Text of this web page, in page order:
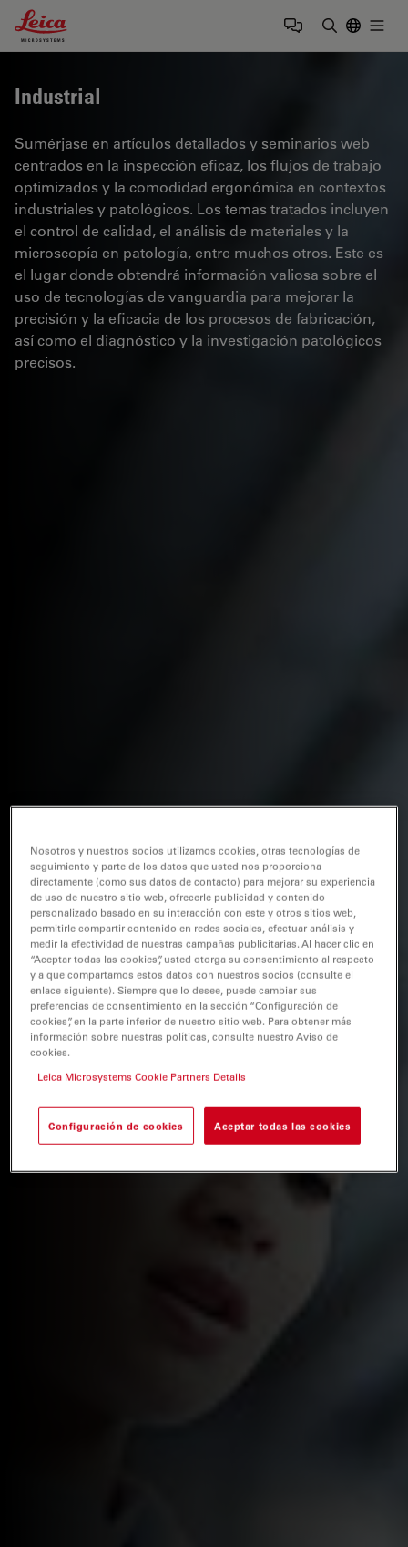
Leica Microsystems Logo
Industrial
Sumérjase en artículos detallados y seminarios web
centrados en la inspección eficaz, los flujos de trabajo
optimizados y la comodidad ergonómica en contextos
industriales y patológicos. Los temas tratados incluyen
el control de calidad, el análisis de materiales y la
microscopía en patología, entre muchos otros. Este es
el lugar donde obtendrá información valiosa sobre el
uso de tecnologías de vanguardia para mejorar la
precisión y la eficacia de los procesos de fabricación,
así como el diagnóstico y la investigación patológicos
precisos.
Nosotros y nuestros socios utilizamos cookies, otras tecnologías de
seguimiento y parte de los datos que usted nos proporciona
directamente (como sus datos de contacto) para mejorar su experiencia
de uso de nuestro sitio web, ofrecerle publicidad y contenido
personalizado basado en su interacción con este y otros sitios web,
permitirle compartir contenido en redes sociales, efectuar análisis y
medir la efectividad de nuestras campañas publicitarias. Al hacer clic en
“Aceptar todas las cookies”, usted otorga su consentimiento al respecto
y a que compartamos estos datos con nuestros socios (consulte el
enlace siguiente). Siempre que lo desee, puede cambiar sus
preferencias de consentimiento en la sección “Configuración de
cookies”, en la parte inferior de nuestro sitio web. Para obtener más
información sobre nuestras políticas, consulte nuestro Aviso de
cookies.
Leica Microsystems Cookie Partners Details
Configuración de cookies Aceptar todas las cookies